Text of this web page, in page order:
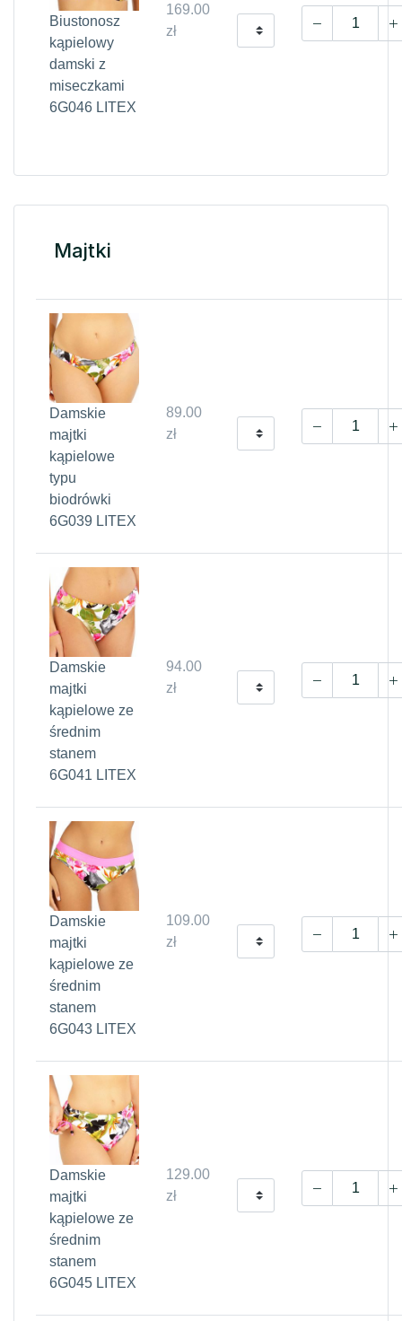
Biustonosz
kąpielowy
damski z
miseczkami
6G046 LITEX
169.00
zł
Majtki
Damskie
majtki
kąpielowe
typu
biodrówki
6G039 LITEX
89.00
zł
Damskie
majtki
kąpielowe ze
średnim
stanem
6G041 LITEX
94.00
zł
Damskie
majtki
kąpielowe ze
średnim
stanem
6G043 LITEX
109.00
zł
Damskie
majtki
kąpielowe ze
średnim
stanem
6G045 LITEX
129.00
zł